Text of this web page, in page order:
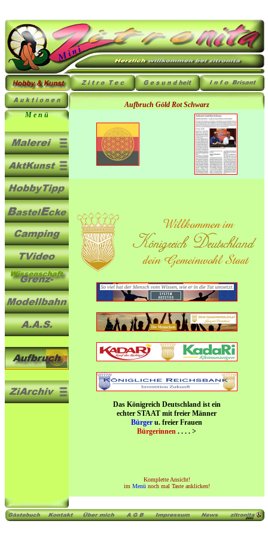
Aufbruch Göld Rot Schwarz
M e n ü
Das Königreich Deutschland ist ein
echter STAAT mit freier Männer
Bürger u. freier Frauen
Bürgerinnen . . . . >
Komplette Ansicht!
im Menünoch mal Taste anklicken!